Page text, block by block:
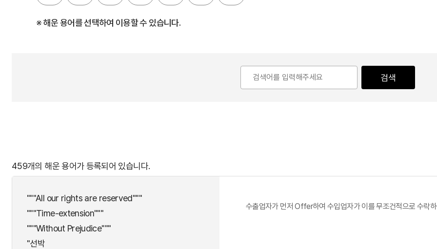
※ 해운 용어를 선택하여 이용할 수 있습니다.
검색
459개의 해운 용어가 등록되어 있습니다.
"""All our rights are reserved"""
"""Time-extension"""
"""Without Prejudice"""
"선박
수출업자가 먼저 Offer하여 수입업자가 이를 무조건적으로 수락